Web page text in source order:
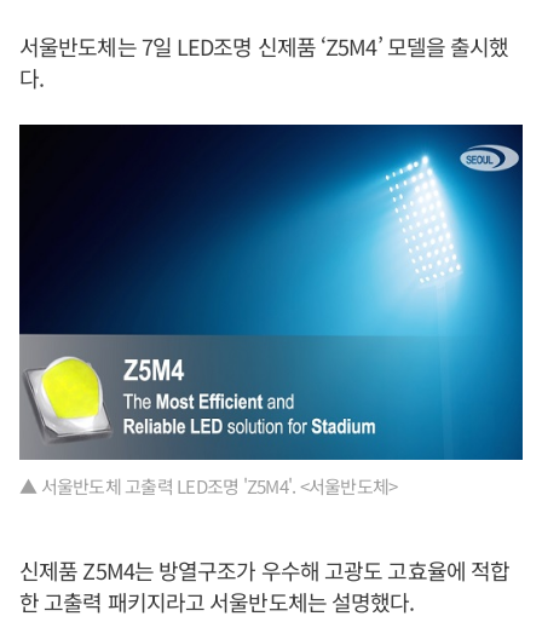
서울반도체는 7일 LED조명 신제품 ‘Z5M4’ 모델을 출시했
다.
▲ 서울반도체 고출력 LED조명 'Z5M4'. <서울반도체>
신제품 Z5M4는 방열구조가 우수해 고광도 고효율에 적합
한 고출력 패키지라고 서울반도체는 설명했다.